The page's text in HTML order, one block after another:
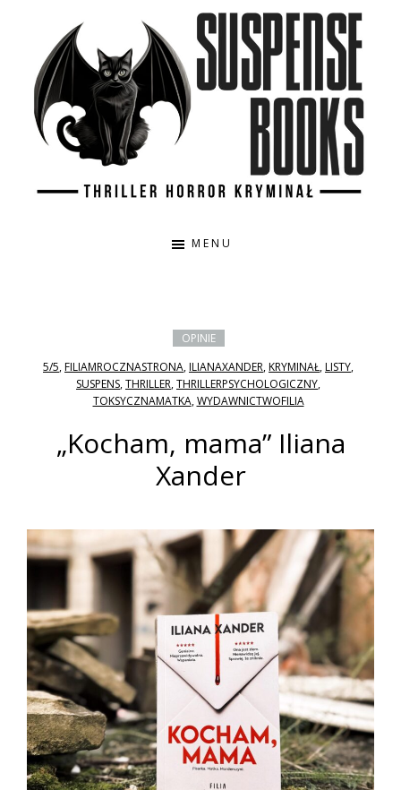
głównego
paska
bocznego
MENU
OPINIE
5/5,FILIAMROCZNASTRONA,ILIANAXANDER,KRYMINAŁ,LISTY,
SUSPENS,THRILLER,THRILLERPSYCHOLOGICZNY,
TOKSYCZNAMATKA,WYDAWNICTWOFILIA
„Kocham, mama” Iliana
Xander